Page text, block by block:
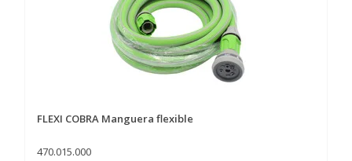
FLEXI COBRA Manguera flexible
470.015.000